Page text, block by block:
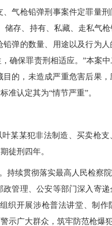
气枪铅弹刑事案件定罪量
存、持有、私藏、走私气
弹的数量、用途以及行为
确保罪责刑相适应。”本案
的，未造成严重危害后果
准认定其为“情节严重”。
某某犯非法制造、买卖枪
徒刑四年。
持续贯彻落实最高人民检察院
管理、公安等部门深入寄
织开展涉枪普法讲堂、制作
示广大群众，筑牢防范枪爆